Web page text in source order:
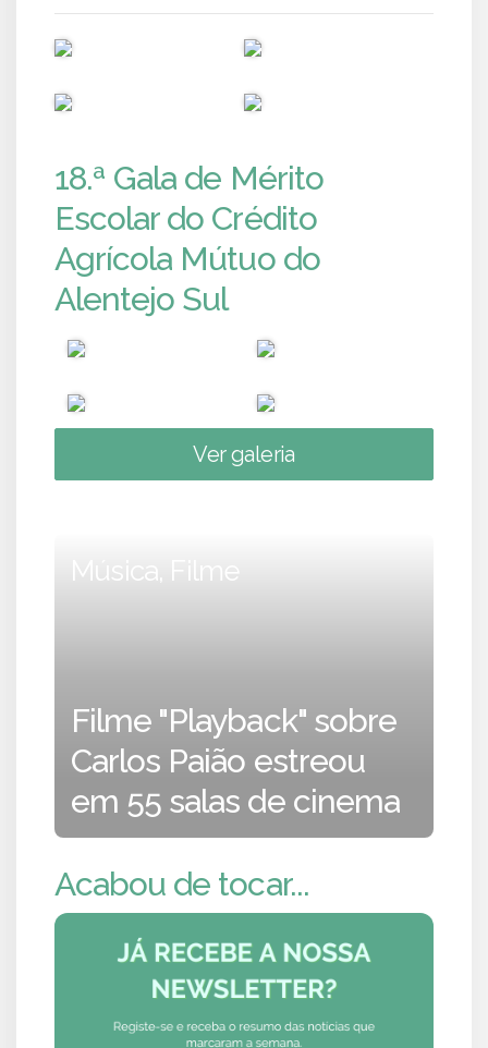
18.ª Gala de Mérito
Escolar do Crédito
Agrícola Mútuo do
Alentejo Sul
Ver galeria
Música, Filme
Filme "Playback" sobre
Carlos Paião estreou
em 55 salas de cinema
Acabou de tocar...